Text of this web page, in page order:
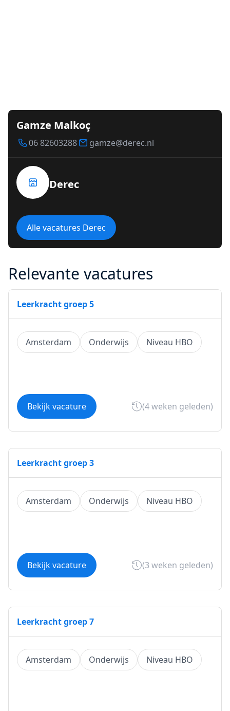
Gamze Malkoç
06 82603288 gamze@derec.nl
Derec
Alle vacatures Derec
Relevante vacatures
Leerkracht groep 5
Amsterdam Onderwijs Niveau HBO
Bekijk vacature (4 weken geleden)
Leerkracht groep 3
Amsterdam Onderwijs Niveau HBO
Bekijk vacature (3 weken geleden)
Leerkracht groep 7
Amsterdam Onderwijs Niveau HBO